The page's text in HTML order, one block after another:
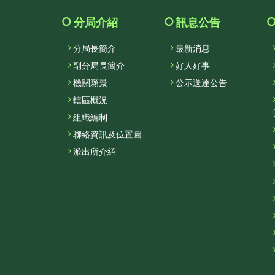
分局介紹
分局長簡介
副分局長簡介
機關願景
轄區概況
組織編制
聯絡資訊及位置圖
派出所介紹
訊息公告
最新消息
好人好事
公示送達公告